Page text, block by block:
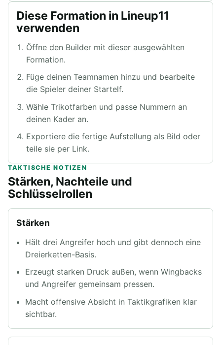
Diese Formation in Lineup11
verwenden
Öffne den Builder mit dieser ausgewählten
Formation.
Füge deinen Teamnamen hinzu und bearbeite
die Spieler deiner Startelf.
Wähle Trikotfarben und passe Nummern an
deinen Kader an.
Exportiere die fertige Aufstellung als Bild oder
teile sie per Link.
TAKTISCHE NOTIZEN
Stärken, Nachteile und
Schlüsselrollen
Stärken
Hält drei Angreifer hoch und gibt dennoch eine
Dreierketten-Basis.
Erzeugt starken Druck außen, wenn Wingbacks
und Angreifer gemeinsam pressen.
Macht offensive Absicht in Taktikgrafiken klar
sichtbar.